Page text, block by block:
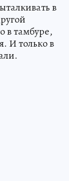
в
в тамбуре,
И только в